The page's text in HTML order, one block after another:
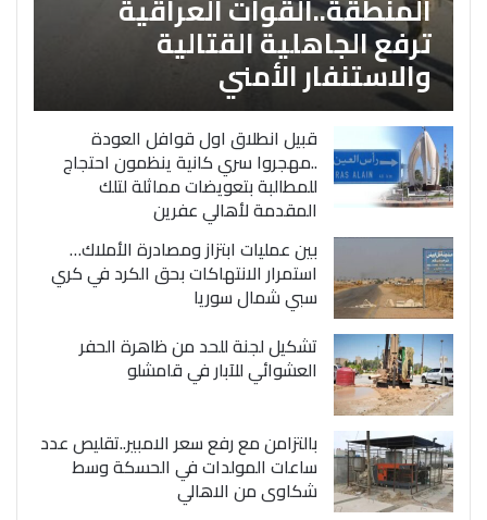
ترفع الجاهلية القتالية
والاستنفار الأمني
قبيل انطلاق اول قوافل العودة
..مهجروا سري كانية ينظمون احتجاج
للمطالبة بتعويضات مماثلة لتلك
المقدمة لأهالي عفرين
بين عمليات ابتزاز ومصادرة الأملاك…
استمرار الانتهاكات بحق الكرد في كري
سبي شمال سوريا
تشكيل لجنة للحد من ظاهرة الحفر
العشوائي للآبار في قامشلو
بالتزامن مع رفع سعر الامبير..تقليص عدد
ساعات المولدات في الحسكة وسط
شكاوى من الاهالي